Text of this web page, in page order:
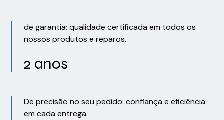
de garantia: qualidade certificada em todos os
nossos produtos e reparos.
2 anos
De precisão no seu pedido: confiança e eficiência
em cada entrega.